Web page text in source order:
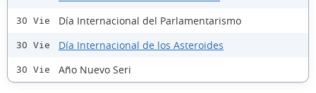
30 Vie Día Internacional del Parlamentarismo
30 Vie Día Internacional de los Asteroides
30 Vie Año Nuevo Seri